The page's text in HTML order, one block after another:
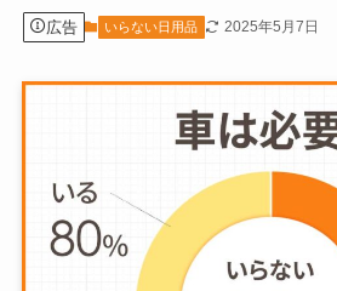
広告 いらない日用品 2025年5月7日